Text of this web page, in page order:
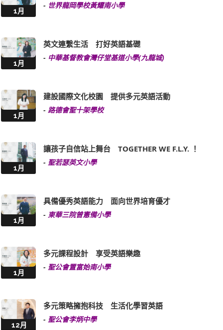
1月
- 世界龍岡學校黃耀南小學
1月
英文連繫生活 打好英語基礎
- 中華基督教會灣仔堂基道小學(九龍城)
1月
建設國際文化校園 提供多元英語活動
- 路德會聖十架學校
1月
讓孩子自信站上舞台 TOGETHER WE F.L.Y. ！
- 聖若瑟英文小學
1月
具備優秀英語能力 面向世界培育優才
- 東華三院曾憲備小學
1月
多元課程設計 享受英語樂趣
- 聖公會置富始南小學
12月
多元策略擁抱科技 生活化學習英語
- 聖公會李炳中學